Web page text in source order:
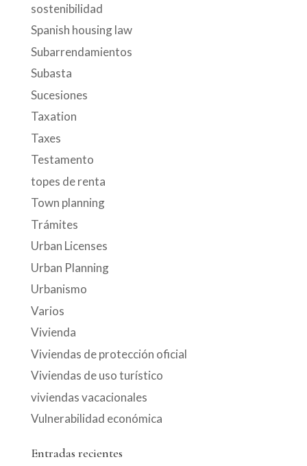
sostenibilidad
Spanish housing law
Subarrendamientos
Subasta
Sucesiones
Taxation
Taxes
Testamento
topes de renta
Town planning
Trámites
Urban Licenses
Urban Planning
Urbanismo
Varios
Vivienda
Viviendas de protección oficial
Viviendas de uso turístico
viviendas vacacionales
Vulnerabilidad económica
Entradas recientes